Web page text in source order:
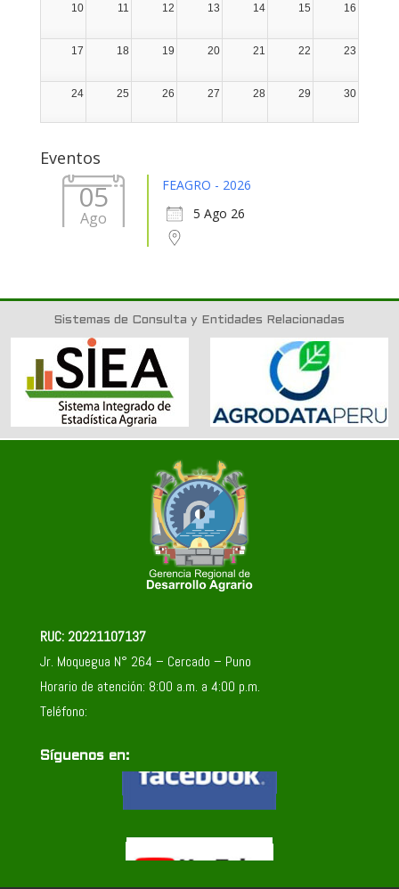
10
11 12 13 14 15 16
17 18 19 20 21 22 23
24 25 26 27 28 29 30
Eventos
05
Ago
FEAGRO - 2026
5 Ago 26
Sistemas de Consulta y Entidades Relacionadas
RUC: 20221107137
Jr. Moquegua N° 264 – Cercado – Puno
Horario de atención: 8:00 a.m. a 4:00 p.m.
Teléfono:
Síguenos en: